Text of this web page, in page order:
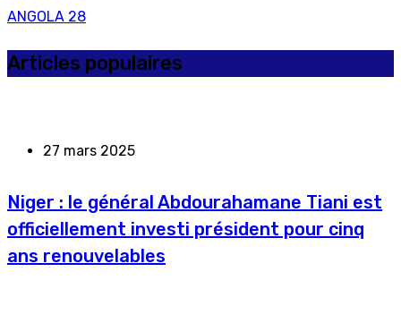
ANGOLA 28
Articles populaires
27 mars 2025
Niger : le général Abdourahamane Tiani est
officiellement investi président pour cinq
ans renouvelables